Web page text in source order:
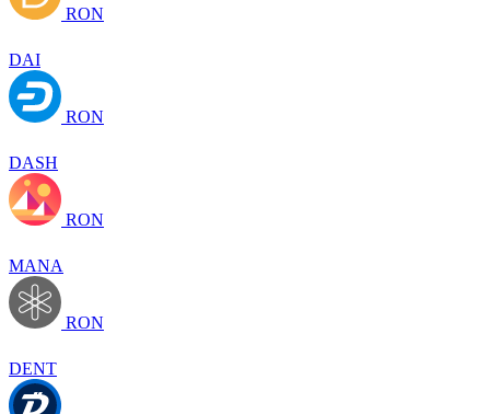
RON
DAI
RON
DASH
RON
MANA
RON
DENT